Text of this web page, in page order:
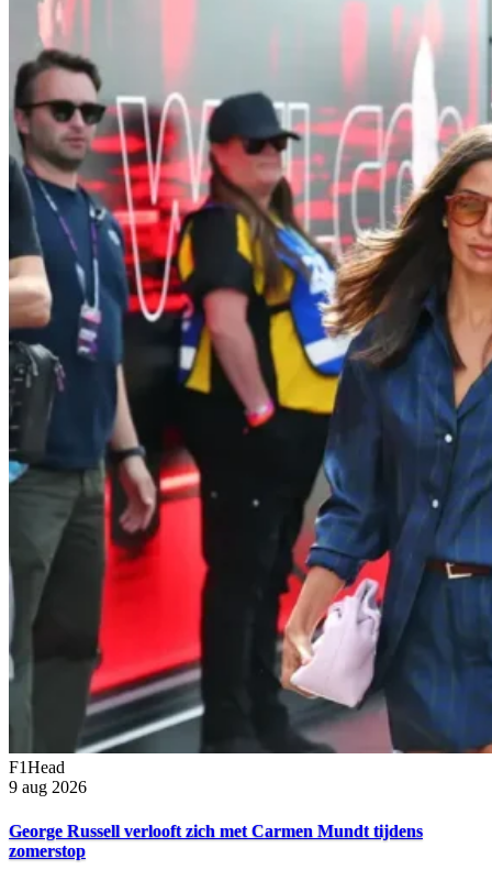
F1Head
9 aug 2026
George Russell verlooft zich met Carmen Mundt tijdens
zomerstop